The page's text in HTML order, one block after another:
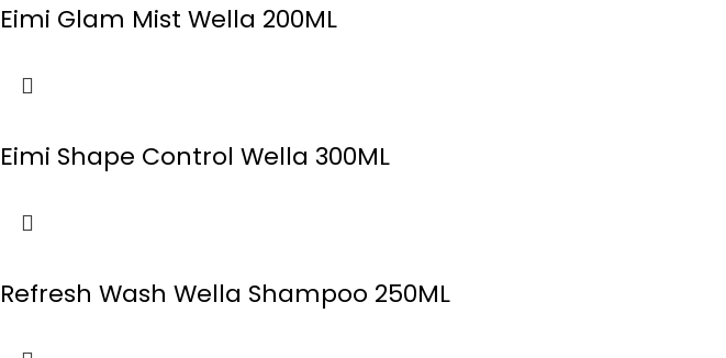
Eimi Glam Mist Wella 200ML
Eimi Shape Control Wella 300ML
Refresh Wash Wella Shampoo 250ML